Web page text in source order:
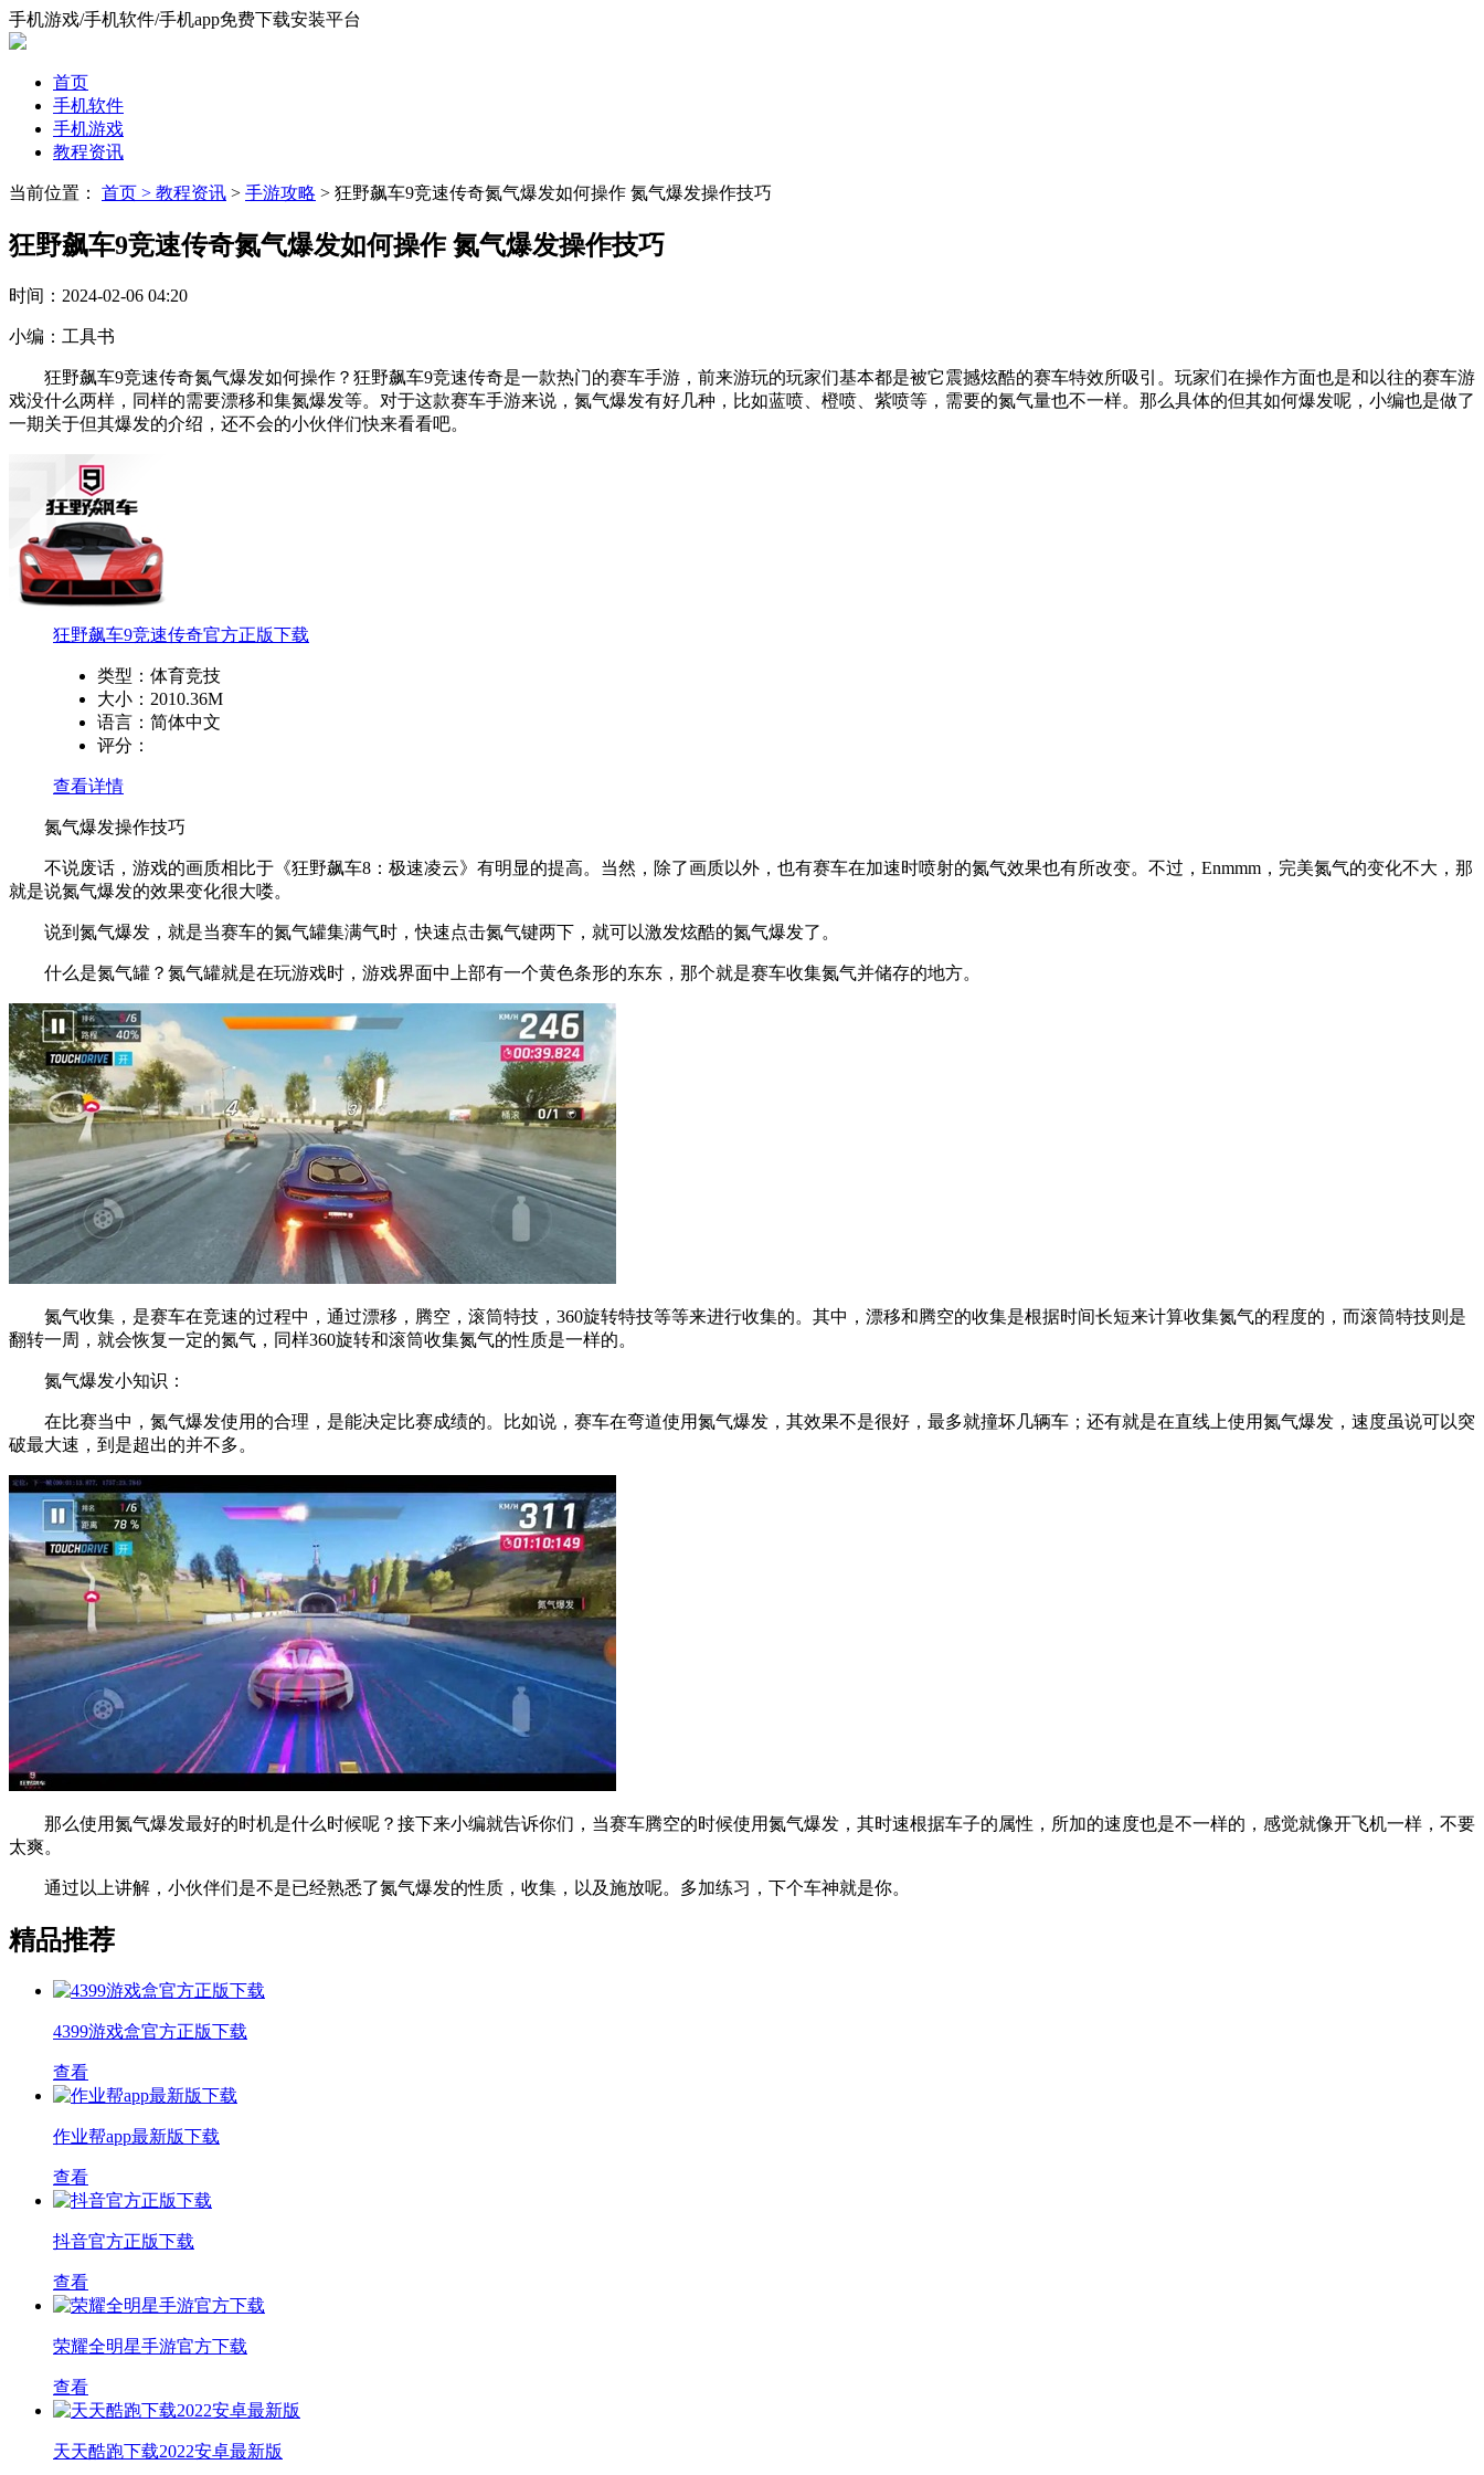
手机游戏/手机软件/手机app免费下载安装平台
首页
手机软件
手机游戏
教程资讯
当前位置： 首页 > 教程资讯 > 手游攻略 > 狂野飙车9竞速传奇氮气爆发如何操作 氮气爆发操作技巧
狂野飙车9竞速传奇氮气爆发如何操作 氮气爆发操作技巧
时间： 2024-02-06 04:20
小编： 工具书
狂野飙车9竞速传奇氮气爆发如何操作？狂野飙车9竞速传奇是一款热门的赛车手游，前来游玩的玩家们基本都是被它震撼炫酷的赛车特效所吸引。玩家们在操作方面也是和以往的赛车游
戏没什么两样，同样的需要漂移和集氮爆发等。对于这款赛车手游来说，氮气爆发有好几种，比如蓝喷、橙喷、紫喷等，需要的氮气量也不一样。那么具体的但其如何爆发呢，小编也是做了
一期关于但其爆发的介绍，还不会的小伙伴们快来看看吧。
狂野飙车9竞速传奇官方正版下载
类型： 体育竞技
大小： 2010.36M
语言： 简体中文
评分：
查看详情
氮气爆发操作技巧
不说废话，游戏的画质相比于《狂野飙车8：极速凌云》有明显的提高。当然，除了画质以外，也有赛车在加速时喷射的氮气效果也有所改变。不过，Enmmm，完美氮气的变化不大，那
就是说氮气爆发的效果变化很大喽。
说到氮气爆发，就是当赛车的氮气罐集满气时，快速点击氮气键两下，就可以激发炫酷的氮气爆发了。
什么是氮气罐？氮气罐就是在玩游戏时，游戏界面中上部有一个黄色条形的东东，那个就是赛车收集氮气并储存的地方。
氮气收集，是赛车在竞速的过程中，通过漂移，腾空，滚筒特技，360旋转特技等等来进行收集的。其中，漂移和腾空的收集是根据时间长短来计算收集氮气的程度的，而滚筒特技则是
翻转一周，就会恢复一定的氮气，同样360旋转和滚筒收集氮气的性质是一样的。
氮气爆发小知识：
在比赛当中，氮气爆发使用的合理，是能决定比赛成绩的。比如说，赛车在弯道使用氮气爆发，其效果不是很好，最多就撞坏几辆车；还有就是在直线上使用氮气爆发，速度虽说可以突
破最大速，到是超出的并不多。
那么使用氮气爆发最好的时机是什么时候呢？接下来小编就告诉你们，当赛车腾空的时候使用氮气爆发，其时速根据车子的属性，所加的速度也是不一样的，感觉就像开飞机一样，不要
太爽。
通过以上讲解，小伙伴们是不是已经熟悉了氮气爆发的性质，收集，以及施放呢。多加练习，下个车神就是你。
精品推荐
4399游戏盒官方正版下载
查看
作业帮app最新版下载
查看
抖音官方正版下载
查看
荣耀全明星手游官方下载
查看
天天酷跑下载2022安卓最新版